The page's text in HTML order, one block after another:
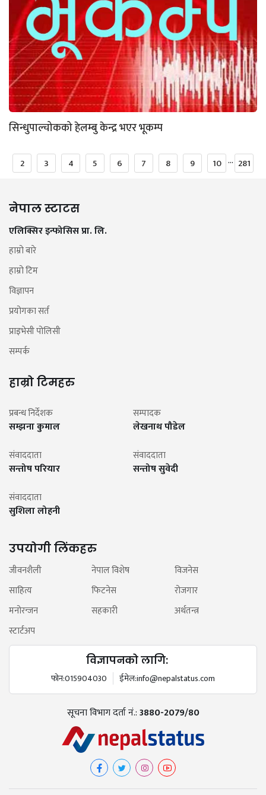
सिन्धुपाल्चोकको हेलम्बु केन्द्र भएर भूकम्प
2 3 4 5 6 7 8 9 10 ... 281
नेपाल स्टाटस
एलिक्सिर इन्फोसिस प्रा. लि.
हाम्रो बारे
हाम्रो टिम
विज्ञापन
प्रयोगका सर्त
प्राइभेसी पोलिसी
सम्पर्क
हाम्रो टिमहरु
प्रबन्ध निर्देशक
सम्झना कुमाल
सम्पादक
लेखनाथ पौडेल
संवाददाता
सन्तोष परियार
संवाददाता
सन्तोष सुवेदी
संवाददाता
सुशिला लोहनी
उपयोगी लिंकहरु
जीवनशैली नेपाल विशेष
विजनेस
साहित्य
फिटनेस
रोजगार
मनोरन्जन
सहकारी
अर्थतन्त्र
स्टार्टअप
विज्ञापनको लागि:
फोन:015904030 ईमेल:info@nepalstatus.com
सूचना विभाग दर्ता नं.:3880-2079/80